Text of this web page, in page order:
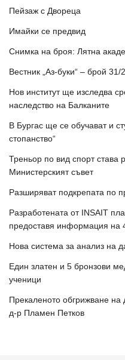
Пейзаж с Двореца
Имайки се предвид
Снимка на броя: Лятна
Вестник „Аз-буки“ – брой 31/
Нов институт ще изследва
наследство на Балканите
В Бургас ще се обучават и
стопанство“
Треньор по вид спорт
Министерският съвет
Разширяват подкрепата по
Разработената от INSAIT
предоставя информация на
Нова система за анализ на
Един златен и 5 бронзови
ученици
Прекаленото обгрижване на
д-р Пламен Петков